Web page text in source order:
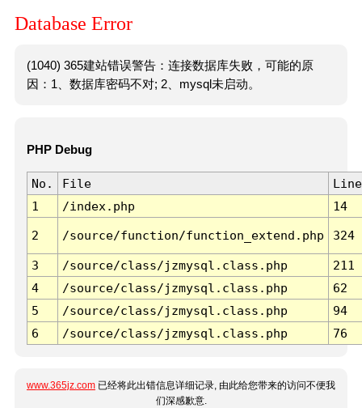
Database Error
(1040) 365建站错误警告：连接数据库失败，可能的原
因：1、数据库密码不对; 2、mysql未启动。
PHP Debug
No. File
Line
1
/index.php 14
2 /source/function/function_extend.php 324
3 /source/class/jzmysql.class.php
211
4
/source/class/jzmysql.class.php
62
5
/source/class/jzmysql.class.php
94
6
/source/class/jzmysql.class.php 76
www.365jz.com 已经将此出错信息详细记录, 由此给您带来的访问不便我
们深感歉意.